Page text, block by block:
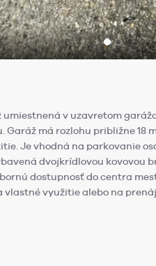
v uzavretom
Garáž má rozlohu približne 18
Je vhodná na parkovanie
dvojkrídlovou kovovou
dostupnosť do centra
využitie alebo na